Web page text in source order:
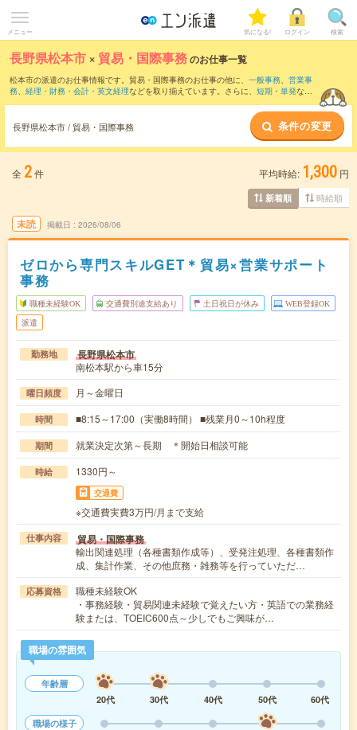
メニュー 気になる! ログイン 検索
長野県松本市 × 貿易・国際事務のお仕事一覧
松本市の派遣のお仕事情報です。貿易・国際事務のお仕事の他に、 一般事務、 営業事
務、 経理・財務・会計・英文経理などを取り揃えています。さらに、 短期 ・ 単発など
長野県松本市 / 貿易・国際事務 条件の変更
全 2件 平均時給: 1,300 円
新着順 時給順
未読 掲載日 2026/08/06
ゼロから専門スキルGET＊貿易×営業サポート
事務
職種未経験OK 交通費別途支給あり 土日祝日が休み WEB登録OK
派遣
勤務地 長野県松本市
南松本駅から車15分
曜日頻度 月～金曜日
時間 ■8:15～17:00（実働8時間） ■残業月0～10h程度
期間 就業決定次第～長期 ＊開始日相談可能
時給 1330円～
交通費
※交通費実費3万円/月まで支給
仕事内容 貿易・国際事務
輸出関連処理（各種書類作成等）、受発注処理、各種書類作
成、集計作業、その他庶務・雑務等を行っていただ…
応募資格
職種未経験OK
・事務経験・貿易関連未経験で覚えたい方・英語での業務経
験または、TOEIC600点～少しでもご興味が…
職場の雰囲気
年齢層
20代
30代 40代 50代
60代
職場の様子